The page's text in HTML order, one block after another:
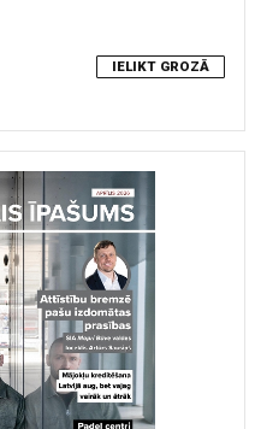
IELIKT GROZĀ